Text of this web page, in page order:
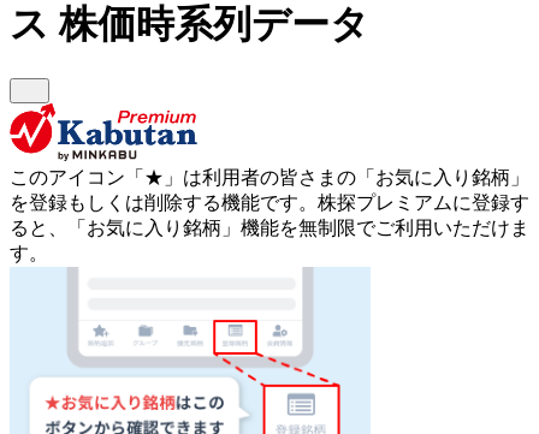
ス株価時系列データ
このアイコン 「★」 は利用者の皆さまの 「お気に入り銘柄」
を登録もしくは削除する機能です。 株探プレミアムに登録す
ると、「お気に入り銘柄」機能を無制限でご利用いただけま
す。